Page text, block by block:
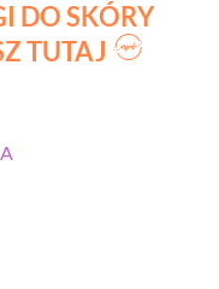
DO SKÓRY
TUTAJ